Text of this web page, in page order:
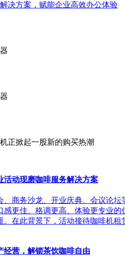
决方案，赋能企业高效办公体验
正掀起一股新的购买热潮
活动现磨咖啡服务解决方案
商务沙龙、开业庆典、会议论
更佳、格调更高、体验更专业
在此背景下，活动接待咖啡机
经营，解锁茶饮咖啡自由